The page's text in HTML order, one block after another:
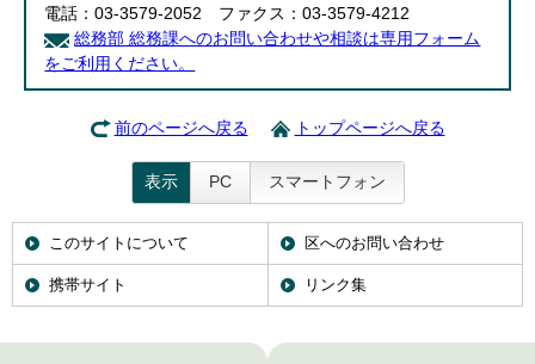
電話：03-3579-2052 ファクス：03-3579-4212
総務部 総務課へのお問い合わせや相談は専用フォーム
をご利用ください。
前のページへ戻る トップページへ戻る
表示 PC スマートフォン
このサイトについて 区へのお問い合わせ
携帯サイト リンク集